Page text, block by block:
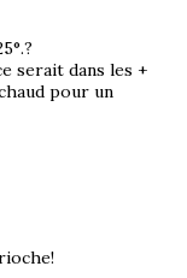
serait dans les +
pour un